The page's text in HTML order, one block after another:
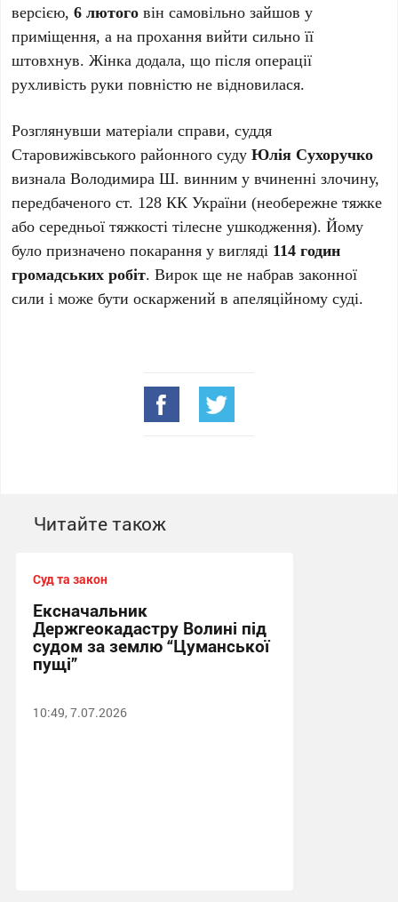
версією,6 лютого він самовільно зайшов у
приміщення, а на прохання вийти сильно її
штовхнув. Жінка додала, що після операції
рухливість руки повністю не відновилася.
Розглянувши матеріали справи, суддя
Старовижівського районного судуЮлія Сухоручко
визнала Володимира Ш. винним у вчиненні злочину,
передбаченого ст. 128 КК України (необережне тяжке
або середньої тяжкості тілесне ушкодження). Йому
було призначено покарання у вигляді 114 годин
громадських робіт. Вирок ще не набрав законної
сили і може бути оскаржений в апеляційному суді.
Читайте також
Суд та закон
Ексначальник
Держгеокадастру Волині під
судом за землю “Цуманської
пущі”
10:49, 7.07.2026